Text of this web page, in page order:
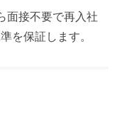
面接不要で再入社
を保証します。